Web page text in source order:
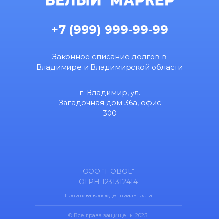
© Все права защищены 2023.
Политика конфиденциальности
Законное списание долгов в
Владимире и Владимирской области
+7 (999) 999-99-99
ООО "НОВОЕ"
ОГРН 1231312414
г. Владимир, ул.
Загадочная дом 36а, офис
300